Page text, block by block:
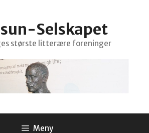
Selskapet
største litterære foreninger
Meny